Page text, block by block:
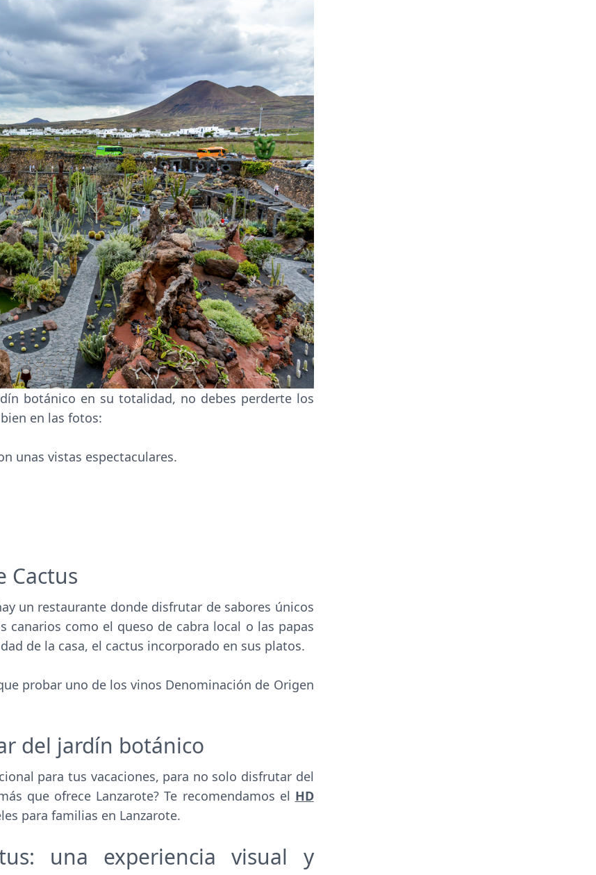
botánico en su totalidad, no debes perderte los
en las fotos:
unas vistas espectaculares.
Cactus
un restaurante donde disfrutar de sabores únicos
canarios como el queso de cabra local o las papas
de la casa, el cactus incorporado en sus platos.
probar uno de los vinos Denominación de Origen
del jardín botánico
para tus vacaciones, para no solo disfrutar del
que ofrece Lanzarote? Te recomendamos el HD
para familias en Lanzarote.
una experiencia visual y